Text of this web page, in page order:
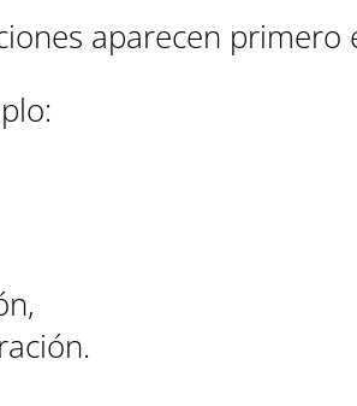
aparecen primero